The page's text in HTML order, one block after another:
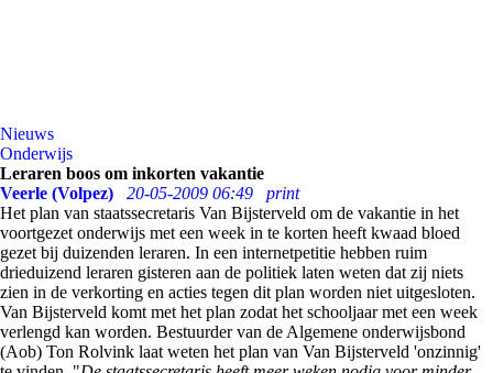
Nieuws
Onderwijs
Leraren boos om inkorten vakantie
Veerle (Volpez)
20-05-2009 06:49
print
Het plan van staatssecretaris Van Bijsterveld om de vakantie in het
voortgezet onderwijs met een week in te korten heeft kwaad bloed
gezet bij duizenden leraren. In een internetpetitie hebben ruim
drieduizend leraren gisteren aan de politiek laten weten dat zij niets
zien in de verkorting en acties tegen dit plan worden niet uitgesloten.
Van Bijsterveld komt met het plan zodat het schooljaar met een week
verlengd kan worden. Bestuurder van de Algemene onderwijsbond
(Aob) Ton Rolvink laat weten het plan van Van Bijsterveld 'onzinnig'